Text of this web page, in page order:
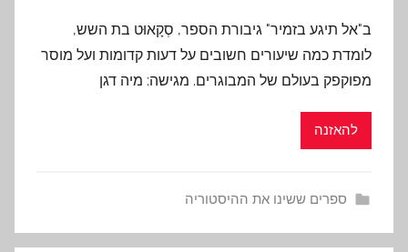
ב"אל תיגע בזמיר" גיבורת הספר, סְקָאוּט בת השש,
לומדת כמה שיעורים חשובים על דעות קדומות ועל מוסר
מפוקפק בעולם של המבוגרים. מגישה: מיה דגן
להאזנה
ספרים ששינו את ההיסטוריה